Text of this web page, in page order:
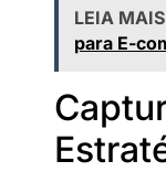
LEIA MAIS
para E-